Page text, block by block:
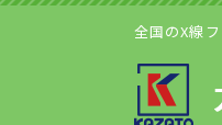
全国のX線